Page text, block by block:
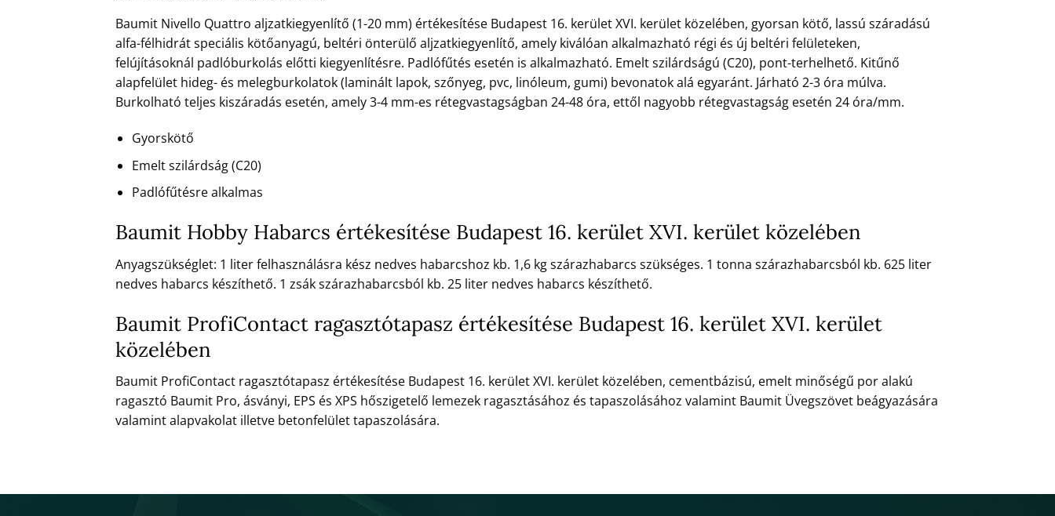
Baumit Nivello Quattro aljzatkiegyenlítő (1-20 mm) értékesítése Budapest 16. kerület XVI. kerület közelében, gyorsan kötő, lassú száradású
alfa-félhidrát speciális kötőanyagú, beltéri önterülő aljzatkiegyenlítő, amely kiválóan alkalmazható régi és új beltéri felületeken,
felújításoknál padlóburkolás előtti kiegyenlítésre. Padlófűtés esetén is alkalmazható. Emelt szilárdságú (C20), pont-terhelhető. Kitűnő
alapfelület hideg- és melegburkolatok (laminált lapok, szőnyeg, pvc, linóleum, gumi) bevonatok alá egyaránt. Járható 2-3 óra múlva.
Burkolható teljes kiszáradás esetén, amely 3-4 mm-es rétegvastagságban 24-48 óra, ettől nagyobb rétegvastagság esetén 24 óra/mm.
Gyorskötő
Emelt szilárdság (C20)
Padlófűtésre alkalmas
Baumit Hobby Habarcs értékesítése Budapest 16. kerület XVI. kerület közelében
Anyagszükséglet: 1 liter felhasználásra kész nedves habarcshoz kb. 1,6 kg szárazhabarcs szükséges. 1 tonna szárazhabarcsból kb. 625 liter
nedves habarcs készíthető. 1 zsák szárazhabarcsból kb. 25 liter nedves habarcs készíthető.
Baumit ProfiContact ragasztótapasz értékesítése Budapest 16. kerület XVI. kerület
közelében
Baumit ProfiContact ragasztótapasz értékesítése Budapest 16. kerület XVI. kerület közelében, cementbázisú, emelt minőségű por alakú
ragasztó Baumit Pro, ásványi, EPS és XPS hőszigetelő lemezek ragasztásához és tapaszolásához valamint Baumit Üvegszövet beágyazására
valamint alapvakolat illetve betonfelület tapaszolására.